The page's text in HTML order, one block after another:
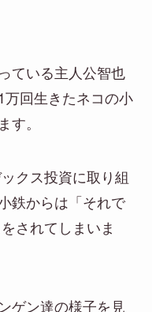
ている主人公智也
回生きたネコの小
。
クス投資に取り組
鉄からは「それで
されてしまいま
ゲン達の様子を見